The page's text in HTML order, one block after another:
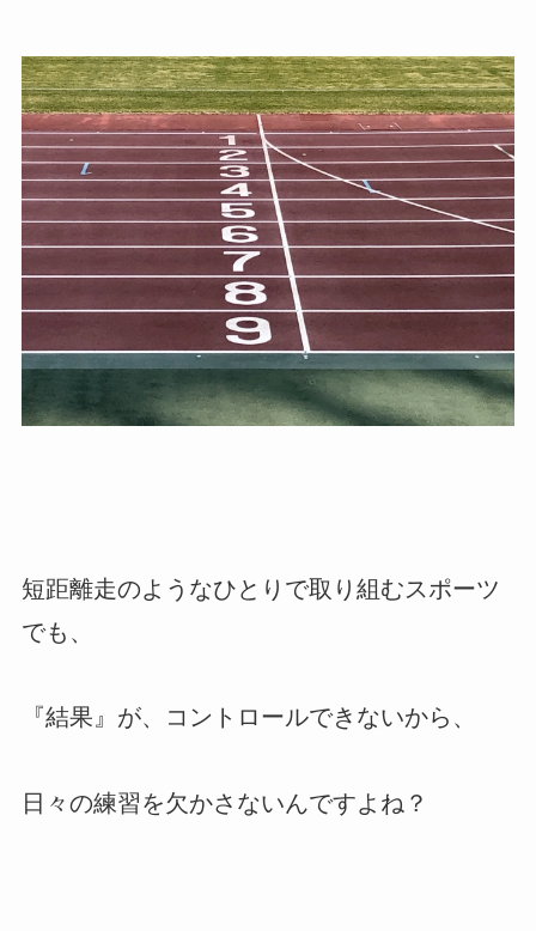
短距離走のようなひとりで取り組むスポーツ
でも、
『結果』が、コントロールできないから、
日々の練習を欠かさないんですよね？